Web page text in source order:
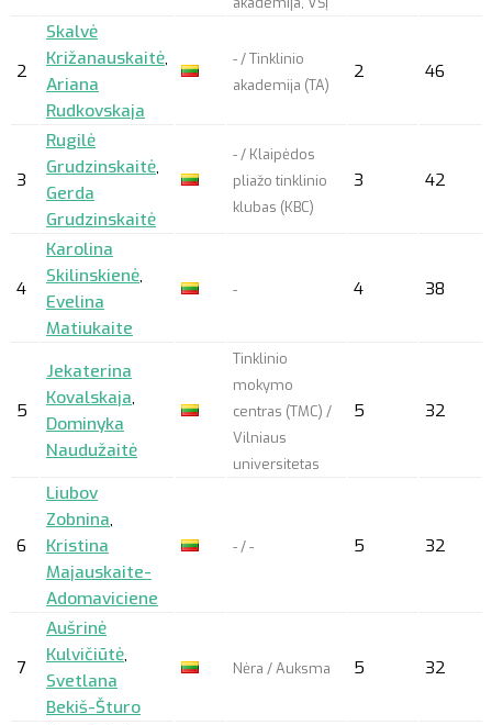
2
Skalvė
Križanauskaitė,
Ariana
Rudkovskaja
- / Tinklinio
akademija (TA)
2 46
3
Rugilė
Grudzinskaitė,
Gerda
Grudzinskaitė
- / Klaipėdos
pliažo tinklinio
klubas (KBC)
3 42
4
Karolina
Skilinskienė,
Evelina
Matiukaite
- 4 38
5
Jekaterina
Kovalskaja,
Dominyka
Naudužaitė
Tinklinio
mokymo
centras (TMC) /
Vilniaus
universitetas
5 32
6
Liubov
Zobnina,
Kristina
Majauskaite-
Adomaviciene
- / - 5 32
7
Aušrinė
Kulvičiūtė,
Svetlana
Bekiš-Šturo
Nėra / Auksma 5 32